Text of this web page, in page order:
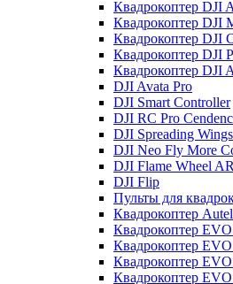
Квадрокоптер DJI
Квадрокоптер DJI
Квадрокоптер DJI
Квадрокоптер DJI
Квадрокоптер DJI
DJI Avata Pro
DJI Smart Controller
DJI RC Pro
DJI Spreading Wings
DJI Neo Fly More
DJI Flame Wheel
DJI Flip
Пульты для
Квадрокоптер
Квадрокоптер
Квадрокоптер
Квадрокоптер
Квадрокоптер